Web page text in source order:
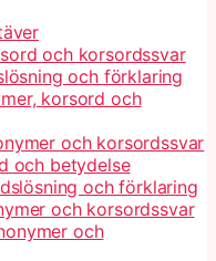
och korsordssvar
och förklaring
korsord och
och korsordssvar
och betydelse
och förklaring
och korsordssvar
och